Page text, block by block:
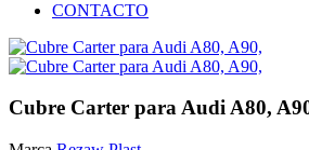
CONTACTO
Cubre Carter para Audi A80,